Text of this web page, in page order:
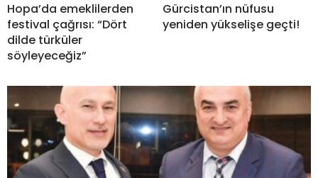
Hopa’da emeklilerden
festival çağrısı: “Dört
dilde türküler
söyleyeceğiz”
Gürcistan’ın nüfusu
yeniden yükselişe geçti!